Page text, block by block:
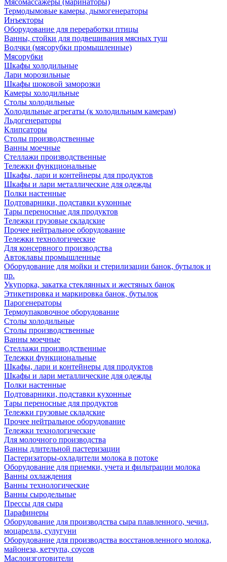
Мясомассажеры (маринаторы)
Термодымовые камеры, дымогенераторы
Инъекторы
Оборудование для переработки птицы
Ванны, стойки для подвешивания мясных туш
Волчки (мясорубки промышленные)
Мясорубки
Шкафы холодильные
Лари морозильные
Шкафы шоковой заморозки
Камеры холодильные
Столы холодильные
Холодильные агрегаты (к холодильным камерам)
Льдогенераторы
Клипсаторы
Столы производственные
Ванны моечные
Стеллажи производственные
Тележки функциональные
Шкафы, лари и контейнеры для продуктов
Шкафы и лари металлические для одежды
Полки настенные
Подтоварники, подставки кухонные
Тары переносные для продуктов
Тележки грузовые складские
Прочее нейтральное оборудование
Тележки технологические
Для консервного производства
Автоклавы промышленные
Оборудование для мойки и стерилизации банок, бутылок и
пр.
Укупорка, закатка стеклянных и жестяных банок
Этикетировка и маркировка банок, бутылок
Парогенераторы
Термоупаковочное оборудование
Столы холодильные
Столы производственные
Ванны моечные
Стеллажи производственные
Тележки функциональные
Шкафы, лари и контейнеры для продуктов
Шкафы и лари металлические для одежды
Полки настенные
Подтоварники, подставки кухонные
Тары переносные для продуктов
Тележки грузовые складские
Прочее нейтральное оборудование
Тележки технологические
Для молочного производства
Ванны длительной пастеризации
Пастеризаторы-охладители молока в потоке
Оборудование для приемки, учета и фильтрации молока
Ванны охлаждения
Ванны технологические
Ванны сыродельные
Прессы для сыра
Парафинеры
Оборудование для производства сыра плавленного, чечил,
моцарелла, сулугуни
Оборудование для производства восстановленного молока,
майонеза, кетчупа, соусов
Маслоизготовители